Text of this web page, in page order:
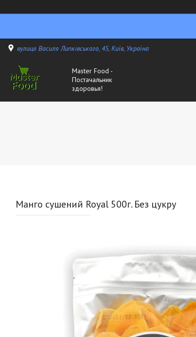
вулиця Василя Липківського, 45, Київ, Україна
Master Food -
Постачальник
здоровья!
Манго сушений Royal 500г. Без цукру